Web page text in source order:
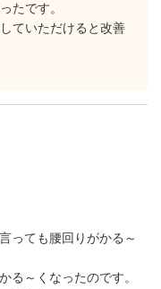
たです。
ていただけると改善
っても腰回りがかる～
る～くなったのです。